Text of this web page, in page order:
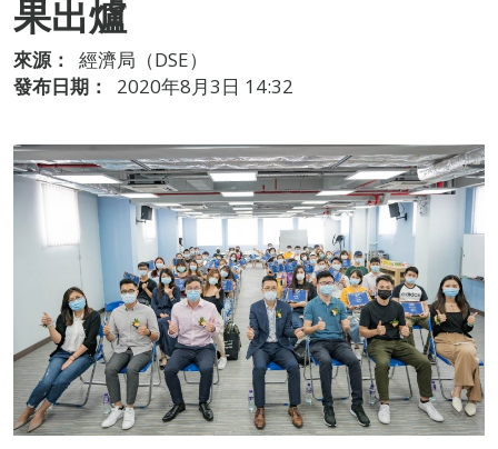
果出爐
來源：
經濟局（DSE）
發布日期：
2020年8月3日 14:32